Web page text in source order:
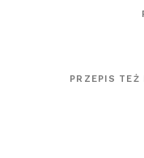
PRZEPIS TEŻ